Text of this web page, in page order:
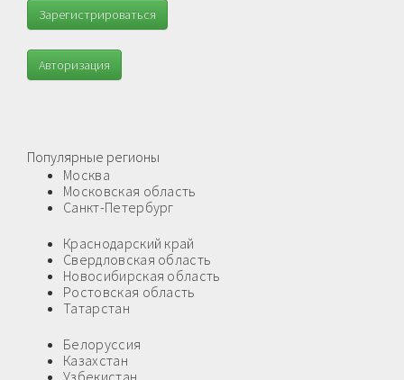
Зарегистрироваться
Авторизация
Популярные регионы
Москва
Московская область
Санкт-Петербург
Краснодарский край
Свердловская область
Новосибирская область
Ростовская область
Татарстан
Белоруссия
Казахстан
Узбекистан